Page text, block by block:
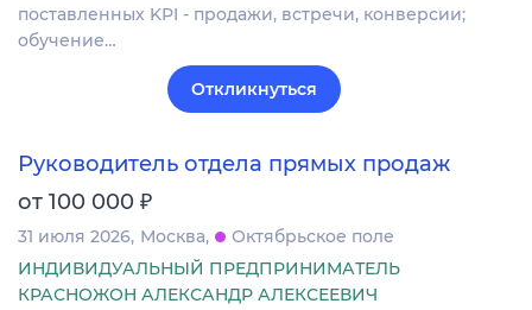
поставленных KPI - продажи, встречи, конверсии;
обучение…
Откликнуться
Руководитель отдела прямых продаж
от 100 000 ₽
31 июля 2026 Москва
Октябрьское поле
ИНДИВИДУАЛЬНЫЙ ПРЕДПРИНИМАТЕЛЬ
КРАСНОЖОН АЛЕКСАНДР АЛЕКСЕЕВИЧ